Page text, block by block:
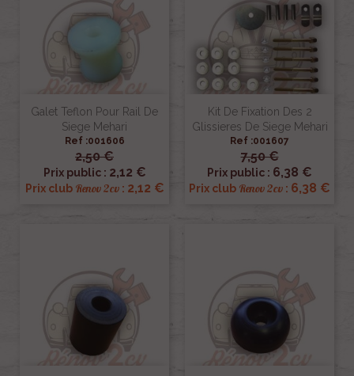
Galet Teflon Pour Rail De
Siege Mehari
Ref :001606
2,50 €
Prix public : 2,12 €
Prix club Renov 2cv: 2,12 €
Kit De Fixation Des 2
Glissieres De Siege Mehari
Ref :001607
7,50 €
Prix public : 6,38 €
Prix club Renov 2cv : 6,38 €